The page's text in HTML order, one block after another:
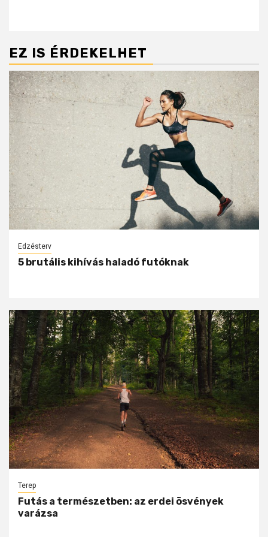
EZ IS ÉRDEKELHET
Edzésterv
5 brutális kihívás haladó futóknak
Terep
Futás a természetben: az erdei ösvények
varázsa